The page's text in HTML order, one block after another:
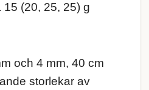
15 (20, 25, 25) g
och 4 mm, 40 cm
storlekar av